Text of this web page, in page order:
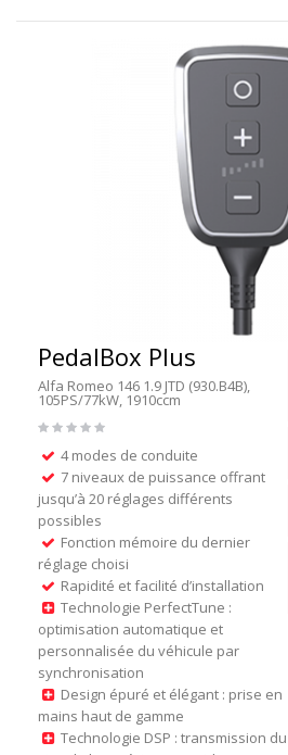
PedalBox Plus
Alfa Romeo 146 1.9 JTD (930.B4B),
105PS/77kW, 1910ccm
4 modes de conduite
7 niveaux de puissance offrant
jusqu’à 20 réglages différents
possibles
Fonction mémoire du dernier
réglage choisi
Rapidité et facilité d’installation
Technologie PerfectTune :
optimisation automatique et
personnalisée du véhicule par
synchronisation
Design épuré et élégant : prise en
mains haut de gamme
Technologie DSP : transmission du